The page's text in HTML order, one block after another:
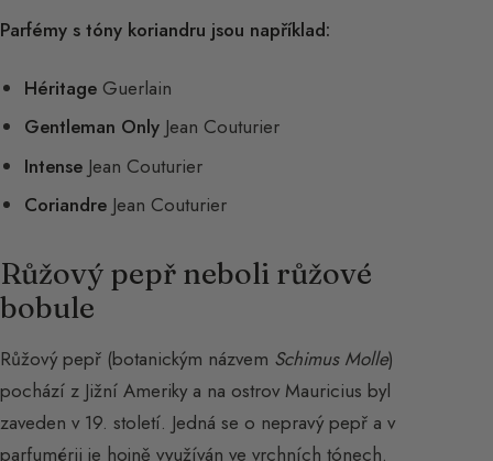
Parfémy s tóny koriandru jsou například:
Héritage Guerlain
Gentleman Only Jean Couturier
Intense Jean Couturier
Coriandre Jean Couturier
Růžový pepř neboli růžové
bobule
Růžový pepř (botanickým názvem Schimus Molle)
pochází z Jižní Ameriky a na ostrov Mauricius byl
zaveden v 19. století. Jedná se o nepravý pepř a v
parfumérii je hojně využíván ve vrchních tónech.